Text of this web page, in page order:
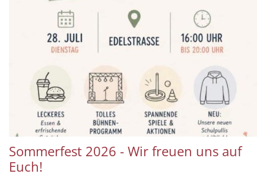
Sommerfest 2026 - Wir freuen uns auf
Euch!